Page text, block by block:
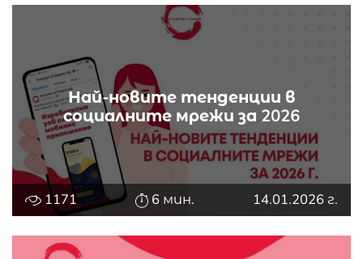
Най-новите тенденции в
социалните мрежи за 2026
1171 6 мин. 14.01.2026 г.